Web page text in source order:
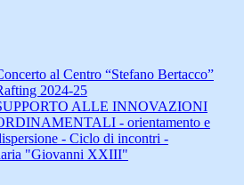
al Centro “Stefano Bertacco”
2024-25
ALLE INNOVAZIONI
- orientamento e
- Ciclo di incontri -
"Giovanni XXIII"